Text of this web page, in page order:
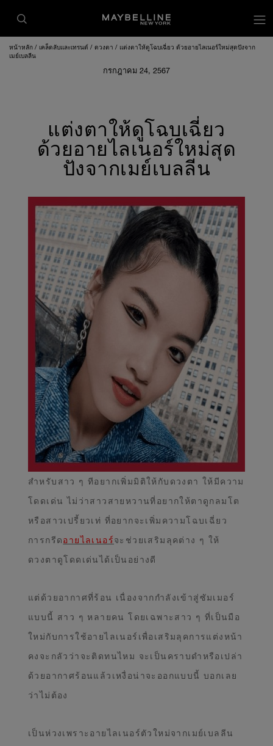
หน้าหลัก เคล็ดลับและเทรนด์ ดวงตา
แต่งตาให้ดูโฉบเฉี่ยว ด้วยอายไลเนอร์ใหม่สุดปังจาก
เมย์เบลลีน
กรกฎาคม 24, 2567
แต่งตาให้ดูโฉบเฉี่ยว
ด้วยอายไลเนอร์ใหม่สุด
ปังจากเมย์เบลลีน
สำหรับสาว ๆ ทีอยากเพิ่มมิติให้กับดวงตา ให้มีความ
โดดเด่น ไม่ว่าสาวสายหวานที่อยากให้ตาดูกลมโต
หรือสาวเปรี้ยวเท่ ที่อยากจะเพิ่มความโฉบเฉี่ยว
การกรีดอายไลเนอร์จะช่วยเสริมลุคต่าง ๆ ให้
ดวงตาดูโดดเด่นได้เป็นอย่างดี
แต่ด้วยอากาศที่ร้อน เนื่องจากกำลังเข้าสู่ซัมเมอร์
แบบนี้ สาว ๆ หลายคน โดยเฉพาะสาว ๆ ที่เป็นมือ
ใหม่กับการใช้อายไลเนอร์เพื่อเสริมลุคการแต่งหน้า
คงจะกลัวว่าจะติดทนไหม จะเป็นคราบดำหรือเปล่า
ด้วยอากาศร้อนแล้วเหงื่อน่าจะออกแบบนี้ บอกเลย
ว่าไม่ต้อง
เป็นห่วงเพราะอายไลเนอร์ตัวใหม่จากเมย์เบลลีน